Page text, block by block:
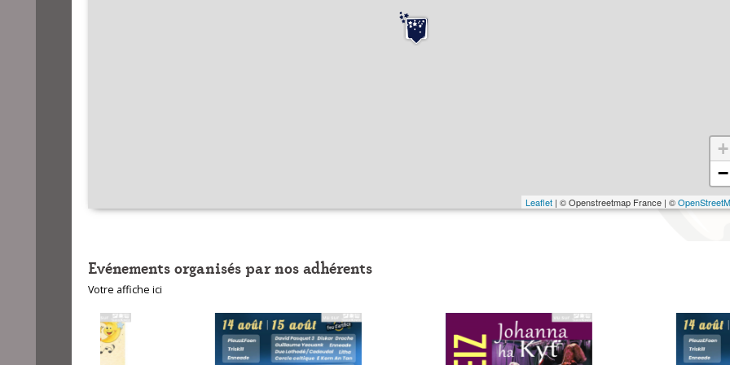
+
−
Leaflet| © Openstreetmap France | ©
Evénements organisés par nos adhérents
Votre affiche ici